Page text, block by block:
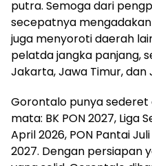
putra. Semoga dari
secepatnya
juga menyoroti daerah
pelatda jangka panjang,
Jakarta, Jawa Timur, dan
Gorontalo punya
mata: BK PON 2027, Liga
April 2026, PON Pantai
2027. Dengan persiapan